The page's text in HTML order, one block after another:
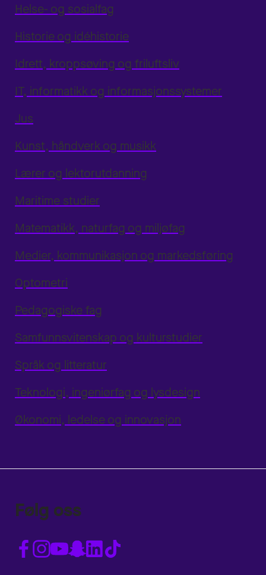
Helse- og sosialfag
Historie og idéhistorie
Idrett, kroppsøving og friluftsliv
IT, informatikk og informasjonssystemer
Jus
Kunst, håndverk og musikk
Lærer og lektorutdanning
Maritime studier
Matematikk, naturfag og miljøfag
Medier, kommunikasjon og markedsføring
Optometri
Pedagogiske fag
Samfunnsvitenskap og kulturstudier
Språk og litteratur
Teknologi, ingeniørfag og lysdesign
Økonomi, ledelse og innovasjon
Følg oss